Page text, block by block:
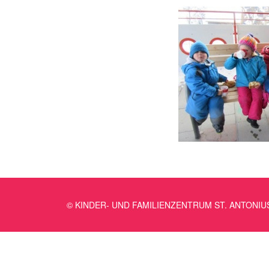
© KINDER- UND FAMILIENZENTRUM ST.